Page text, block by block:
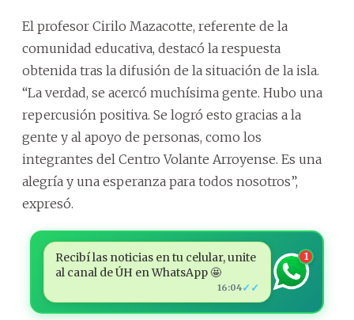
El profesor Cirilo Mazacotte, referente de la
comunidad educativa, destacó la respuesta
obtenida tras la difusión de la situación de la isla.
“La verdad, se acercó muchísima gente. Hubo una
repercusión positiva. Se logró esto gracias a la
gente y al apoyo de personas, como los
integrantes del Centro Volante Arroyense. Es una
alegría y una esperanza para todos nosotros”,
expresó.
Recibí las noticias en tu celular, unite
al canal de ÚH en WhatsApp 🤩
16:04✓✓
1